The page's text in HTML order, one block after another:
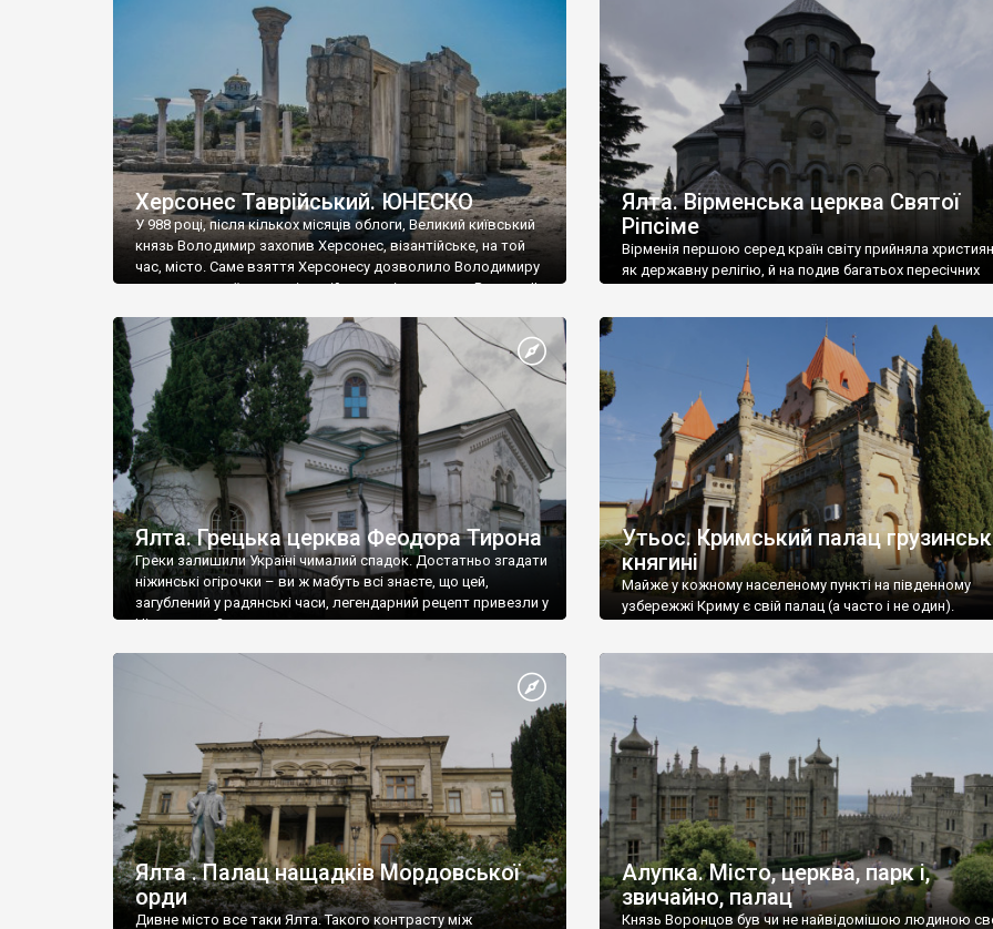
візантійської доби. Раритети викрадені з фондів об’єкту
культурної спадщини ЮНЕСКО «Херсонеса Таврійського».
Офіційно – на виставку «Золото Візантії», але експерти та
влада в Україні вважають це лише […]
називаються «повстяками» (postaki)…” “Вино. Крим
виробляє відмінне вино і його вдосталь: воно все
легке біле і дуже […]
Херсонес Таврійський. ЮНЕСКО
У 988 році, після кількох місяців облоги, Великий київський
князь Володимир захопив Херсонес, візантійське, на той
час, місто. Саме взяття Херсонесу дозволило Володимиру
диктувати свої умови візантійському імператору Василю ІІ,
Херсонесі Володимир-язичник, став Василем-
християнином. А потім було Хрещення Русі. На честь
Херсонесу Таврійського названо місто […]
Ялта. Вірменська церква Святої
Ріпсіме
Вірменія першою серед країн світу прийняла
як державну релігію, й на подив багатьох пересічних
Ялта. Грецька церква Феодора Тирона
Греки залишили Україні чималий спадок. Достатньо згадати
ніжинські огірочки – ви ж мабуть всі знаєте, що цей,
загублений у радянські часи, легендарний рецепт привезли у
Ніжин греки?
Утьос. Кримський палац
княгині
Майже у кожному населеному пункті на південному
узбережжі Криму є свій палац (а часто і не один).
Ялта . Палац нащадків Мордовської
орди
Дивне місто все таки Ялта. Такого контрасту між
Алупка. Місто, церква, парк і,
звичайно, палац
Князь Воронцов був чи не найвідомішою людиною